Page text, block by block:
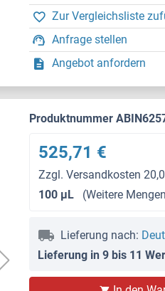
Zur Vergleichsliste
Anfrage stellen
Angebot anfordern
Produktnummer
525,71 €
Zzgl. Versandkosten
100 μL
(Weitere
Lieferung nach:
Lieferung in 9 bis 11